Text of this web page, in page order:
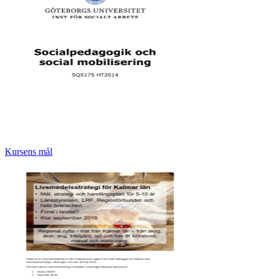
Kursens mål